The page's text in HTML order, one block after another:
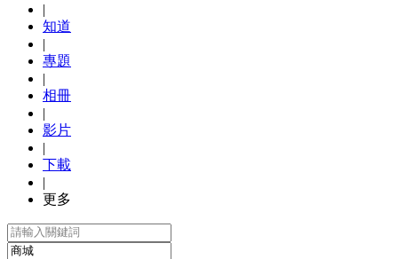
|
知道
|
專題
|
相冊
|
影片
|
下載
|
更多